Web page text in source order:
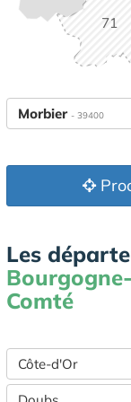
71
Morbier - 39400
Les
Comté
Côte-d'Or